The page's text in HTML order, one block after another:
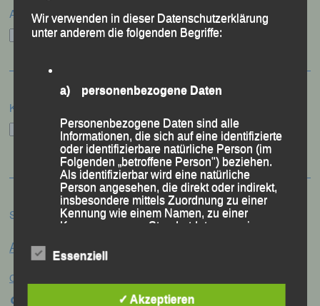
Archiv
Archiv
Kategorien
Kategorien
Schlagwörter
Alex Sellner Anna Drexler
Centa Hollweck
Wir verwenden in dieser Datenschutzerklärung
unter anderem die folgenden Begriffe:
a) personenbezogene Daten
Personenbezogene Daten sind alle
Informationen, die sich auf eine identifizierte
oder identifizierbare natürliche Person (im
Folgenden „betroffene Person") beziehen.
Als identifizierbar wird eine natürliche
Person angesehen, die direkt oder indirekt,
insbesondere mittels Zuordnung zu einer
Kennung wie einem Namen, zu einer
Kennnummer, zu Standortdaten, zu einer
mehreren besonderen Merkmalen, die
Ausdruck der physischen, physiologischen,
natürlichen Person sind, identifiziert werden
Essenziell
✓ Akzeptieren